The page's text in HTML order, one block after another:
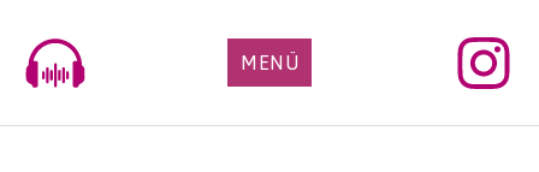
content
MENÜ